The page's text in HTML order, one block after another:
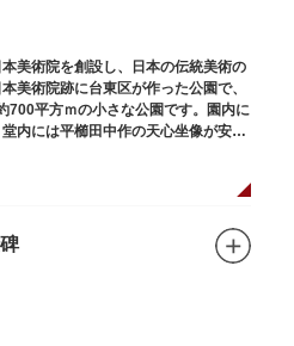
美術院を創設し、日本の伝統美術の
美術院跡に台東区が作った公園で、
700平方ｍの小さな公園です。園内に
内には平櫛田中作の天心坐像が安置